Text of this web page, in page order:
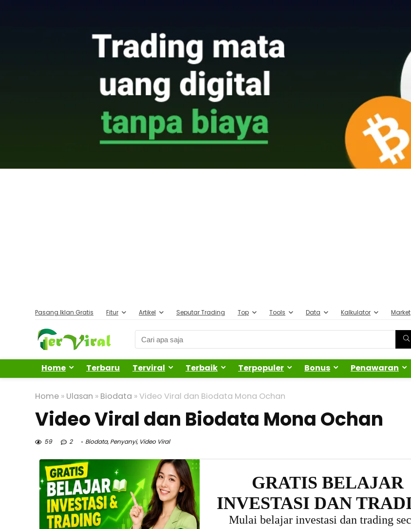
Pasang Iklan Gratis Fitur Artikel Seputar Trading Top Tools Data Kalkulator Market
Home Terbaru Terviral Terbaik Terpopuler Bonus Penawaran
Home » Ulasan » Biodata »Video Viral dan Biodata Mona Ochan
Video Viral dan Biodata Mona Ochan
59 2 Biodata,Penyanyi, Video Viral